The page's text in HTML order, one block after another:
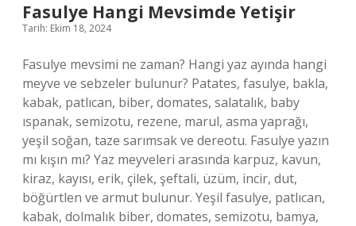
Fasulye Hangi Mevsimde Yetişir
Tarih: Ekim 18, 2024
Fasulye mevsimi ne zaman? Hangi yaz ayında hangi
meyve ve sebzeler bulunur? Patates, fasulye, bakla,
kabak, patlıcan, biber, domates, salatalık, baby
ıspanak, semizotu, rezene, marul, asma yaprağı,
yeşil soğan, taze sarımsak ve dereotu. Fasulye yazın
mı kışın mı? Yaz meyveleri arasında karpuz, kavun,
kiraz, kayısı, erik, çilek, şeftali, üzüm, incir, dut,
böğürtlen ve armut bulunur. Yeşil fasulye, patlıcan,
kabak, dolmalık biber, domates, semizotu, bamya,